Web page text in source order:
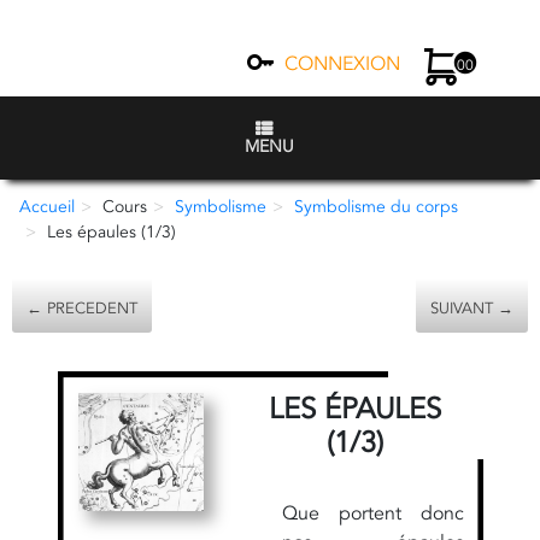
CONNEXION 00
MENU
Accueil Cours Symbolisme
Symbolisme du corps
Les épaules (1/3)
← PRECEDENT SUIVANT →
LES ÉPAULES
(1/3)
Que portent donc